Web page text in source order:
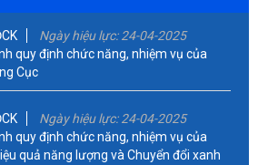
Ngày hiệu lực: 24-04-2025
quy định chức năng, nhiệm vụ của
Cục
Ngày hiệu lực: 24-04-2025
quy định chức năng, nhiệm vụ của
quả năng lượng và Chuyển đổi xanh